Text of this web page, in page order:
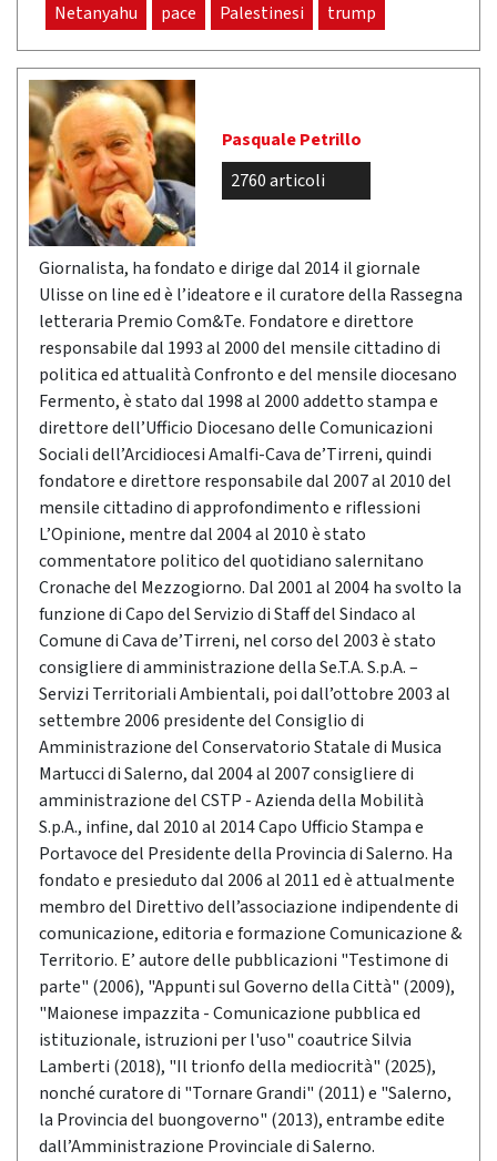
Netanyahu pace Palestinesi trump
Pasquale Petrillo
2760 articoli
Giornalista, ha fondato e dirige dal 2014 il giornale
Ulisse on line ed è l’ideatore e il curatore della Rassegna
letteraria Premio Com&Te. Fondatore e direttore
responsabile dal 1993 al 2000 del mensile cittadino di
politica ed attualità Confronto e del mensile diocesano
Fermento, è stato dal 1998 al 2000 addetto stampa e
direttore dell’Ufficio Diocesano delle Comunicazioni
Sociali dell’Arcidiocesi Amalfi-Cava de’Tirreni, quindi
fondatore e direttore responsabile dal 2007 al 2010 del
mensile cittadino di approfondimento e riflessioni
L’Opinione, mentre dal 2004 al 2010 è stato
commentatore politico del quotidiano salernitano
Cronache del Mezzogiorno. Dal 2001 al 2004 ha svolto la
funzione di Capo del Servizio di Staff del Sindaco al
Comune di Cava de’Tirreni, nel corso del 2003 è stato
consigliere di amministrazione della Se.T.A. S.p.A. –
Servizi Territoriali Ambientali, poi dall’ottobre 2003 al
settembre 2006 presidente del Consiglio di
Amministrazione del Conservatorio Statale di Musica
Martucci di Salerno, dal 2004 al 2007 consigliere di
amministrazione del CSTP - Azienda della Mobilità
S.p.A., infine, dal 2010 al 2014 Capo Ufficio Stampa e
Portavoce del Presidente della Provincia di Salerno. Ha
fondato e presieduto dal 2006 al 2011 ed è attualmente
membro del Direttivo dell’associazione indipendente di
comunicazione, editoria e formazione Comunicazione &
Territorio. E’ autore delle pubblicazioni "Testimone di
parte" (2006), "Appunti sul Governo della Città" (2009),
"Maionese impazzita - Comunicazione pubblica ed
istituzionale, istruzioni per l'uso" coautrice Silvia
Lamberti (2018), "Il trionfo della mediocrità" (2025),
nonché curatore di "Tornare Grandi" (2011) e "Salerno,
la Provincia del buongoverno" (2013), entrambe edite
dall’Amministrazione Provinciale di Salerno.